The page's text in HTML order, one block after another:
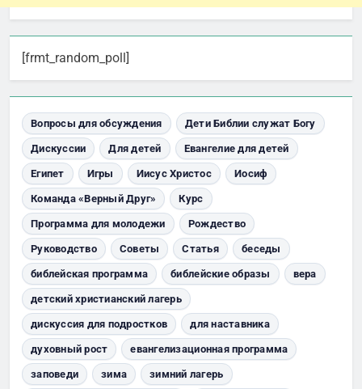
[frmt_random_poll]
Вопросы для обсуждения Дети Библии служат Богу
Дискуссии Для детей Евангелие для детей
Египет Игры Иисус Христос Иосиф
Команда «Верный Друг» Курс
Программа для молодежи Рождество
Руководство Советы Статья беседы
библейская программа библейские образы вера
детский христианский лагерь
дискуссия для подростков для наставника
духовный рост евангелизационная программа
заповеди зима зимний лагерь